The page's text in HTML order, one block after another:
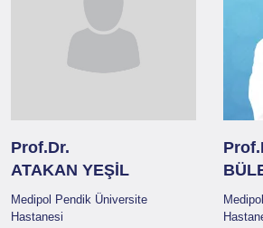
Prof.Dr.
ATAKAN YEŞİL
Medipol Pendik Üniversite
Hastanesi